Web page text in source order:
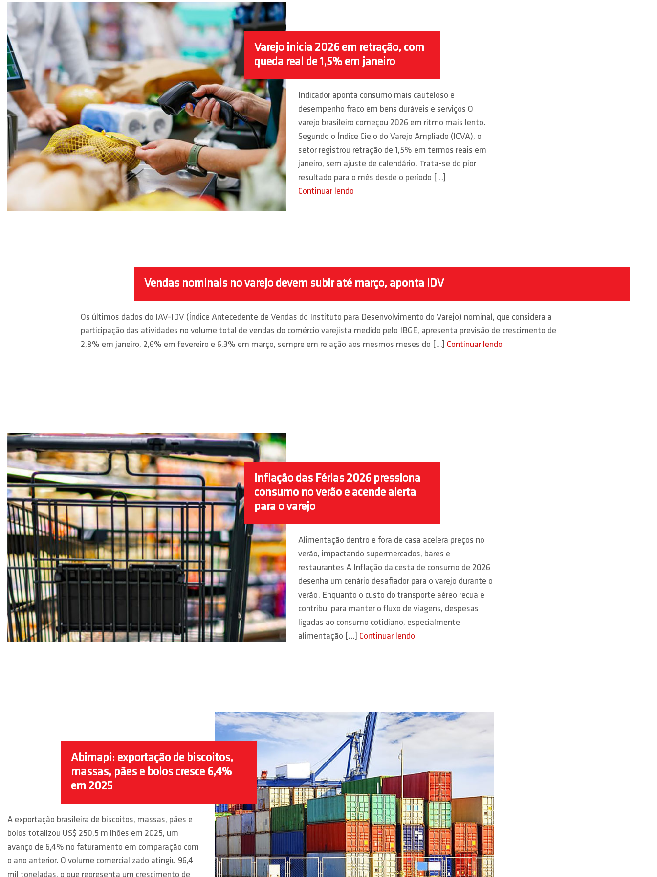
Varejo inicia 2026 em retração, com
queda real de 1,5% em janeiro
Indicador aponta consumo mais cauteloso e
desempenho fraco em bens duráveis e serviços O
varejo brasileiro começou 2026 em ritmo mais lento.
Segundo o Índice Cielo do Varejo Ampliado (ICVA), o
setor registrou retração de 1,5% em termos reais em
janeiro, sem ajuste de calendário. Trata-se do pior
resultado para o mês desde o período […]
Continuar lendo
Vendas nominais no varejo devem subir até março, aponta IDV
Os últimos dados do IAV-IDV (Índice Antecedente de Vendas do Instituto para Desenvolvimento do Varejo) nominal, que considera a
participação das atividades no volume total de vendas do comércio varejista medido pelo IBGE, apresenta previsão de crescimento de
2,8% em janeiro, 2,6% em fevereiro e 6,3% em março, sempre em relação aos mesmos meses do […] Continuar lendo
Inflação das Férias 2026 pressiona
consumo no verão e acende alerta
para o varejo
Alimentação dentro e fora de casa acelera preços no
verão, impactando supermercados, bares e
restaurantes A Inflação da cesta de consumo de 2026
desenha um cenário desafiador para o varejo durante o
verão. Enquanto o custo do transporte aéreo recua e
contribui para manter o fluxo de viagens, despesas
ligadas ao consumo cotidiano, especialmente
alimentação […] Continuar lendo
Abimapi: exportação de biscoitos,
massas, pães e bolos cresce 6,4%
em 2025
A exportação brasileira de biscoitos, massas, pães e
bolos totalizou US$ 250,5 milhões em 2025, um
avanço de 6,4% no faturamento em comparação com
o ano anterior. O volume comercializado atingiu 96,4
mil toneladas, o que representa um crescimento de